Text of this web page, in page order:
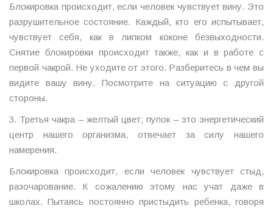
Блокировка происходит, если человек чувствует вину. Это
разрушительное состояние. Каждый, кто его испытывает,
чувствует себя, как в липком коконе безвыходности.
Снятие блокировки происходит также, как и в работе с
первой чакрой. Не уходите от этого. Разберитесь в чем вы
видите вашу вину. Посмотрите на ситуацию с другой
стороны.
3. Третья чакра – желтый цвет; пупок – это энергетический
центр нашего организма, отвечает за силу нашего
намерения.
Блокировка происходит, если человек чувствует стыд,
разочарование. К сожалению этому нас учат даже в
школах. Пытаясь постоянно пристыдить ребенка, говоря